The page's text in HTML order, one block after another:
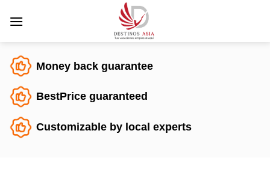
Money back guarantee
BestPrice guaranteed
Customizable by local experts